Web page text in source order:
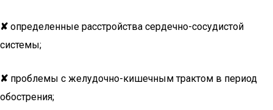
✘ определенные расстройства сердечно-сосудистой
системы;
✘ проблемы с желудочно-кишечным трактом в период
обострения;